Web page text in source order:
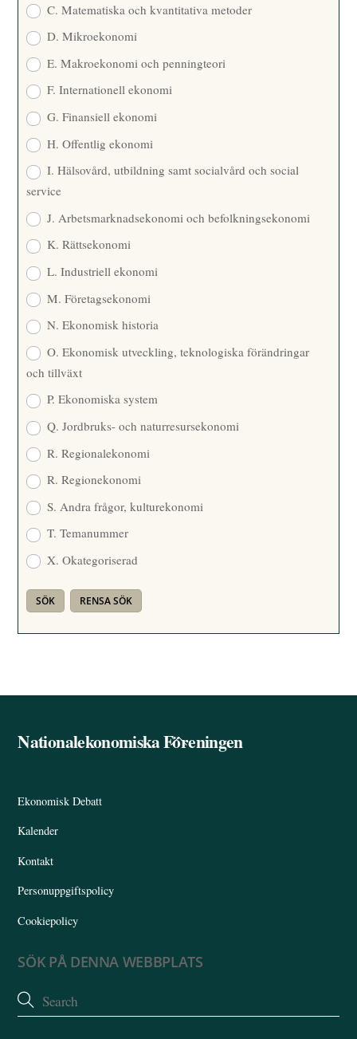
C. Matematiska och kvantitativa metoder
D. Mikroekonomi
E. Makroekonomi och penningteori
F. Internationell ekonomi
G. Finansiell ekonomi
H. Offentlig ekonomi
I. Hälsovård, utbildning samt socialvård och social
service
J. Arbetsmarknadsekonomi och befolkningsekonomi
K. Rättsekonomi
L. Industriell ekonomi
M. Företagsekonomi
N. Ekonomisk historia
O. Ekonomisk utveckling, teknologiska förändringar
och tillväxt
P. Ekonomiska system
Q. Jordbruks- och naturresursekonomi
R. Regionalekonomi
R. Regionekonomi
S. Andra frågor, kulturekonomi
T. Temanummer
X. Okategoriserad
Back
Nationalekonomiska Föreningen
Ekonomisk Debatt
Kalender
Kontakt
Personuppgiftspolicy
Cookiepolicy
SÖK PÅ DENNA WEBBPLATS